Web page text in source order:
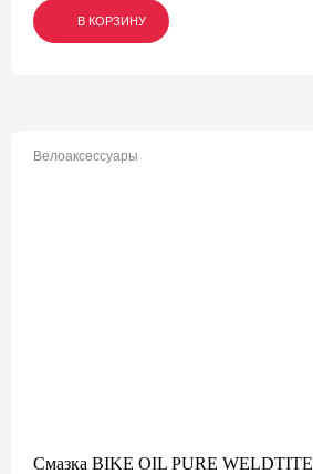
В КОРЗИНУ
В КОРЗИНУ
В КОРЗИНУ
Велоаксессуары
Смазка BIKE OIL PURE WELDTITE